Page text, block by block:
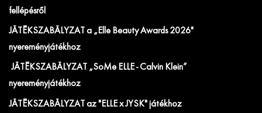
fellépésről
JÁTÉKSZABÁLYZAT a „Elle Beauty Awards 2026"
nyereményjátékhoz
JÁTÉKSZABÁLYZAT „SoMe ELLE - Calvin Klein”
nyereményjátékhoz
JÁTÉKSZABÁLYZAT az "ELLE x JYSK" játékhoz